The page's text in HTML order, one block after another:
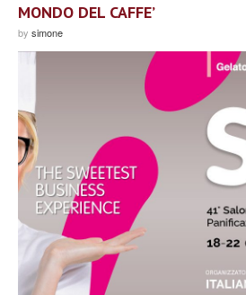
MONDO DEL CAFFE’
by simone